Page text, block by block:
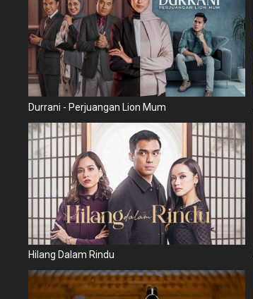
Durrani - Perjuangan Lion Mum
Hilang Dalam Rindu